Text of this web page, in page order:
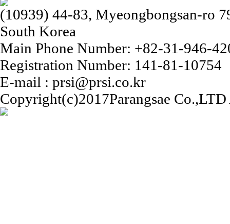
(10939) 44-83, Myeongbongsan-ro
South Korea
Main Phone Number: +82-31-946-
Registration Number: 141-81-10754
E-mail : prsi@prsi.co.kr
Copyright(c)2017Parangsae